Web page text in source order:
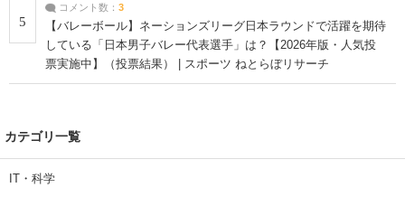
5
コメント数： 3
【バレーボール】ネーションズリーグ日本ラウンドで活躍を期待
している「日本男子バレー代表選手」は？【2026年版・人気投
票実施中】（投票結果） | スポーツ ねとらぼリサーチ
カテゴリ一覧
IT・科学